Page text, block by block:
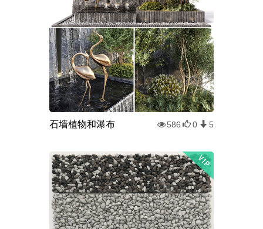
石墙植物和瀑布 586 0 5